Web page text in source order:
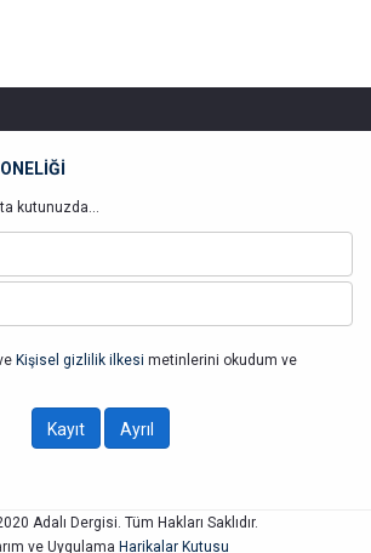
kutunuzda...
Kişisel gizlilik ilkesi metinlerini okudum ve
Adalı Dergisi. Tüm Hakları Saklıdır.
ve Uygulama Harikalar Kutusu